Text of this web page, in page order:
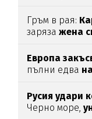
Гръм в рая:
зарязажена
Европа
пълни едва
Русия удари
Черно море,